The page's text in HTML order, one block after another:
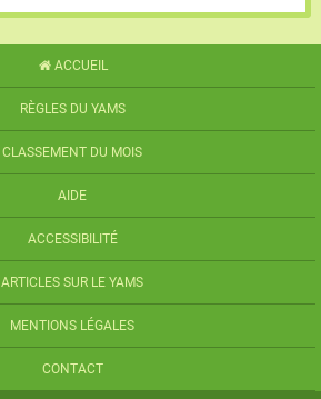
ACCUEIL
RÈGLES DU YAMS
CLASSEMENT DU MOIS
AIDE
ACCESSIBILITÉ
ARTICLES SUR LE YAMS
MENTIONS LÉGALES
CONTACT